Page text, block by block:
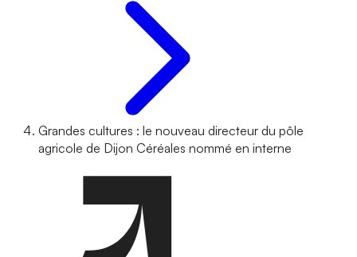
Grandes cultures : le nouveau directeur du pôle
agricole de Dijon Céréales nommé en interne